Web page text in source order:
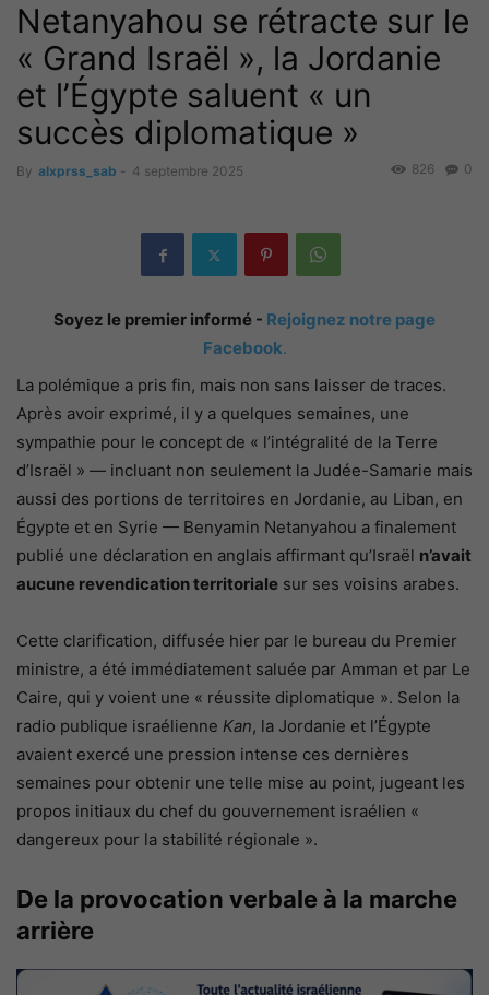
Netanyahou se rétracte sur le
« Grand Israël », la Jordanie
et l’Égypte saluent « un
succès diplomatique »
By alxprss_sab - 4 septembre 2025 0
826
Soyez le premier informé - Rejoignez notre page
Facebook.
La polémique a pris fin, mais non sans laisser de traces.
Après avoir exprimé, il y a quelques semaines, une
sympathie pour le concept de « l’intégralité de la Terre
d’Israël » — incluant non seulement la Judée-Samarie mais
aussi des portions de territoires en Jordanie, au Liban, en
Égypte et en Syrie — Benyamin Netanyahou a finalement
publié une déclaration en anglais affirmant qu’Israël n’avait
aucune revendication territoriale sur ses voisins arabes.
Cette clarification, diffusée hier par le bureau du Premier
ministre, a été immédiatement saluée par Amman et par Le
Caire, qui y voient une « réussite diplomatique ». Selon la
radio publique israélienne Kan, la Jordanie et l’Égypte
avaient exercé une pression intense ces dernières
semaines pour obtenir une telle mise au point, jugeant les
propos initiaux du chef du gouvernement israélien «
dangereux pour la stabilité régionale ».
De la provocation verbale à la marche
arrière